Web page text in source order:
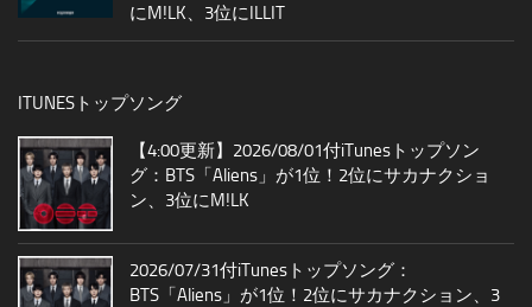
にM!LK、3位にILLIT
ITUNESトップソング
【4:00更新】2026/08/01付iTunesトップソン
グ：BTS「Aliens」が1位！2位にサカナクショ
ン、3位にM!LK
2026/07/31付iTunesトップソング：
BTS「Aliens」が1位！2位にサカナクション、3